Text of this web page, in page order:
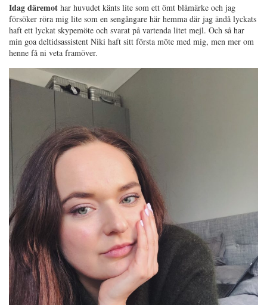
Idag däremot har huvudet känts lite som ett ömt blåmärke och jag
försöker röra mig lite som en sengångare här hemma där jag ändå lyckats
haft ett lyckat skypemöte och svarat på vartenda litet mejl. Och så har
min goa deltidsassistent Niki haft sitt första möte med mig, men mer om
henne få ni veta framöver.